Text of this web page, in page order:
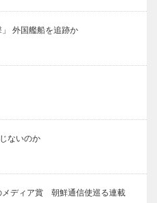
外国艦船を追跡か
ないのか
メディア賞 朝鮮通信使巡る連載